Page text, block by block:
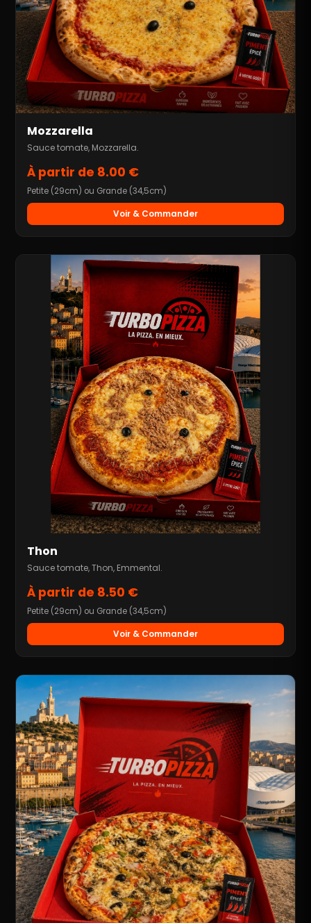
Mozzarella
Sauce tomate, Mozzarella.
À partir de 8.00 €
Petite (29cm) ou Grande (34,5cm)
Voir & Commander
Thon
Sauce tomate, Thon, Emmental.
À partir de 8.50 €
Petite (29cm) ou Grande (34,5cm)
Voir & Commander